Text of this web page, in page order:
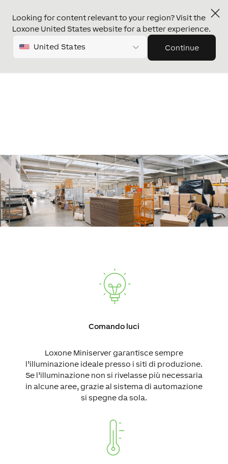
Looking for content relevant to your region? Visit the
Loxone United States website for a better experience.
United States Continue
Comando luci
Loxone Miniserver garantisce sempre
l’illuminazione ideale presso i siti di produzione.
Se l’illuminazione non si rivelasse più necessaria
in alcune aree, grazie al sistema di automazione
si spegne da sola.